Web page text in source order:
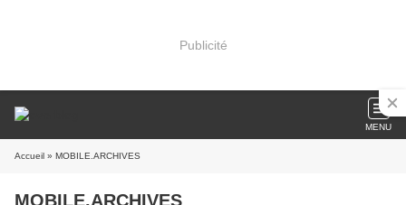
Publicité
MENU
Accueil » MOBILE.ARCHIVES
MOBILE.ARCHIVES